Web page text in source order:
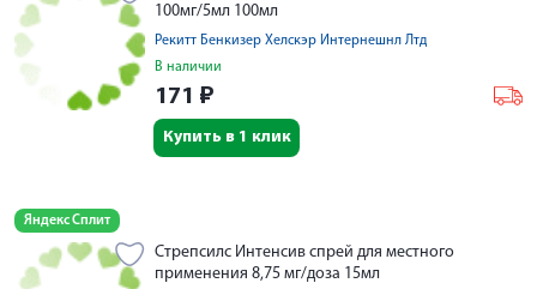
100мг/5мл 100мл
Рекитт Бенкизер Хелскэр Интернешнл Лтд
В наличии
171 ₽
Купить в 1 клик
Яндекс Сплит
Стрепсилс Интенсив спрей для местного
применения 8,75 мг/доза 15мл